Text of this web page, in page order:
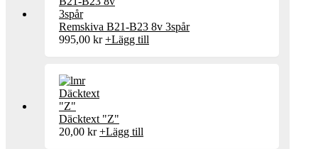
Remskiva B21-B23 8v 3spår
995,00 kr +Lägg till
Däcktext "Z"
20,00 kr +Lägg till